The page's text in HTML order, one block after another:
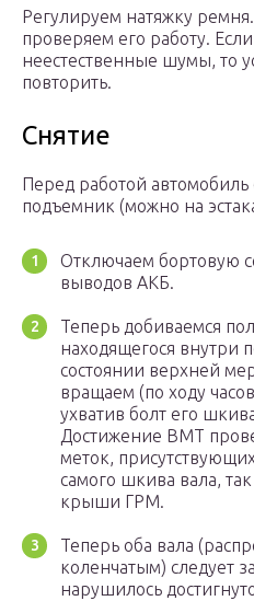
Регулируем натяжку
проверяем его работу.
неестественные шумы, то
повторить.
Снятие
Перед работой автомобиль
подъемник (можно на
Отключаем бортовую
выводов АКБ.
Теперь добиваемся
находящегося внутри
состоянии верхней
вращаем (по ходу
ухватив болт его
Достижение ВМТ
меток,
самого шкива вала,
крыши ГРМ.
Теперь оба вала
коленчатым) следует
нарушилось